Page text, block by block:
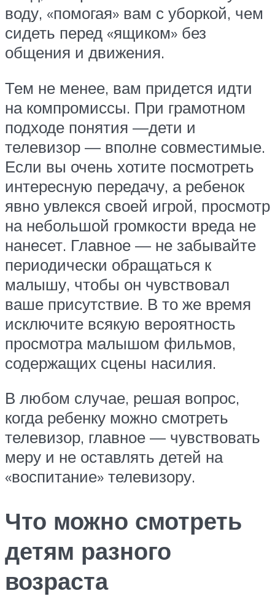
воду, «помогая» вам с уборкой, чем
сидеть перед «ящиком» без
общения и движения.
Тем не менее, вам придется идти
на компромиссы. При грамотном
подходе понятия —дети и
телевизор — вполне совместимые.
Если вы очень хотите посмотреть
интересную передачу, а ребенок
явно увлекся своей игрой, просмотр
на небольшой громкости вреда не
нанесет. Главное — не забывайте
периодически обращаться к
малышу, чтобы он чувствовал
ваше присутствие. В то же время
исключите всякую вероятность
просмотра малышом фильмов,
содержащих сцены насилия.
В любом случае, решая вопрос,
когда ребенку можно смотреть
телевизор, главное — чувствовать
меру и не оставлять детей на
«воспитание» телевизору.
Что можно смотреть
детям разного
возраста